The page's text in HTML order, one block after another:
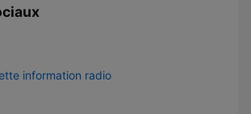
information radio